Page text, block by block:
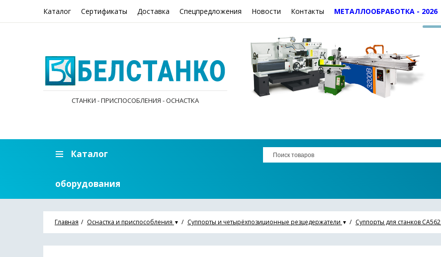
Каталог Сертификаты Доставка Спецпредложения Новости Контакты МЕТАЛЛООБРАБОТКА - 2026
СТАНКИ - ПРИСПОСОБЛЕНИЯ - ОСНАСТКА
Каталог
оборудования
Главная Оснастка и приспособления ▼ Суппорты и четырёхпозиционные резцедержатели ▼ Суппорты для станков СА562